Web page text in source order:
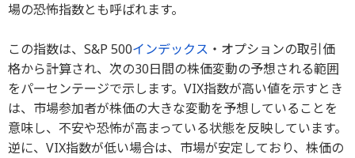
場の恐怖指数とも呼ばれます。
この指数は、S&P 500インデックス ・オプションの取引価
格から計算され、次の30日間の株価変動の予想される範囲
をパーセンテージで示します。VIX指数が高い値を示すとき
は、市場参加者が株価の大きな変動を予想していることを
意味し、不安や恐怖が高まっている状態を反映しています。
逆に、VIX指数が低い場合は、市場が安定しており、株価の